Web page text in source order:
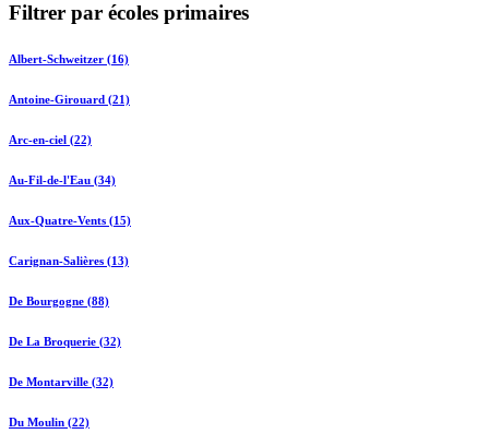
Filtrer par écoles primaires
Albert-Schweitzer (16)
Antoine-Girouard (21)
Arc-en-ciel (22)
Au-Fil-de-l'Eau (34)
Aux-Quatre-Vents (15)
Carignan-Salières (13)
De Bourgogne (88)
De La Broquerie (32)
De Montarville (32)
Du Moulin (22)